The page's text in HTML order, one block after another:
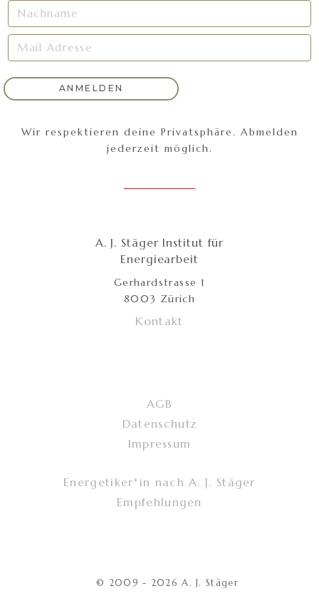
Wir respektieren deine Privatsphäre. Abmelden
jederzeit möglich.
A. J. Stäger Institut für
Energiearbeit
Gerhardstrasse 1
8003 Zürich
Kontakt
AGB
Datenschutz
Impressum
Energetiker*in nach A. J. Stäger
Empfehlungen
© 2009 - 2026 A. J. Stäger